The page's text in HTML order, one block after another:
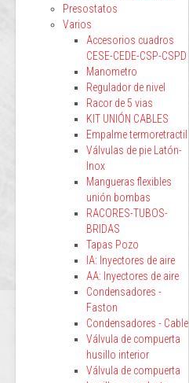
Presostatos
Varios
Accesorios cuadros
CESE-CEDE-CSP-CSPD
Manometro
Regulador de nivel
Racor de 5 vias
KIT UNIÓN CABLES
Empalme termoretractil
Válvulas de pie Latón-
Inox
Mangueras flexibles
unión bombas
RACORES-TUBOS-
BRIDAS
Tapas Pozo
IA: Inyectores de aire
AA: Inyectores de aire
Condensadores -
Faston
Condensadores - Cable
Válvula de compuerta
husillo interior
Válvula de compuerta